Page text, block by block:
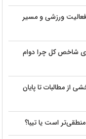
ورزشی و مسیر
رشد ۳۰ هزار واحدی شاخص کل چرا دوام
از مطالبات تا پایان